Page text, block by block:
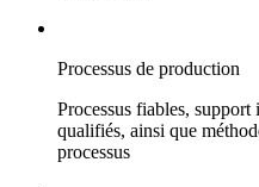
Processus de production
Processus fiables,
qualifiés, ainsi que
processus